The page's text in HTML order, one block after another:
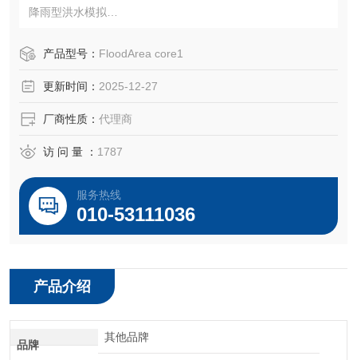
降雨型洪水模拟
洪涝灾害的二维水动力模拟
洪水淹没面积与深度计算
动态风险评估制图
溃坝模拟
产品型号： FloodArea core1
更新时间： 2025-12-27
厂商性质： 代理商
访 问 量 ： 1787
服务热线
010-53111036
产品介绍
品牌
其他品牌